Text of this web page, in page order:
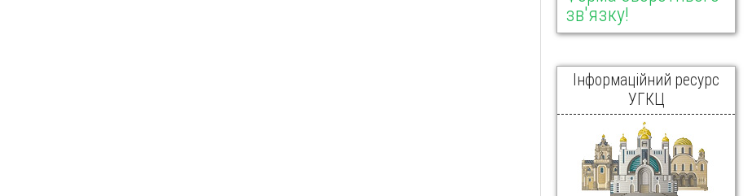
зв'язку!
Інформаційний ресурс
УГКЦ